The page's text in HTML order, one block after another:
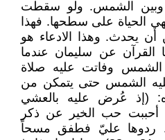
وبين الشمس. ولو سقطت
الحياة على سطحها. فهذا
أن يحدث. وهذا الادعاء هو
القرآن عن سليمان عندما
الشمس وفاتت عليه صلاة
الشمس حتى يتمكن من
(إذ عُرض عليه بالعشي
أحببت حب الخير عن ذكر
ردوها عليّ فطفق مسحاً